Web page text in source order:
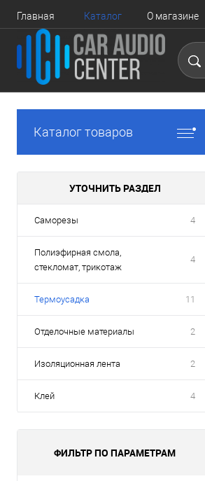
Главная Каталог О магазине
Каталог товаров
УТОЧНИТЬ РАЗДЕЛ
Саморезы 4
Полиэфирная смола,
стекломат, трикотаж
4
Термоусадка 11
Отделочные материалы 2
Изоляционная лента 2
Клей 4
ФИЛЬТР ПО ПАРАМЕТРАМ